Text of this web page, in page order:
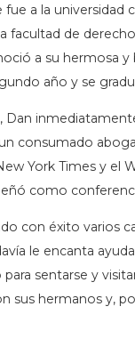
a la universidad
facultad de
a su hermosa
año y se
Dan
consumado
York Times y el
como
con éxito varios
le encanta
sentarse y
sus hermanos y,